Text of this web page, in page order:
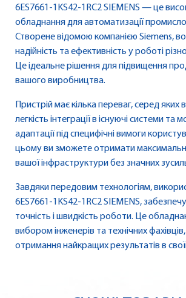
6ES7661-1KS42-1RC2 SIEMENS — це
обладнання для автоматизації
Створене відомою компанією Siemens,
надійність та ефективність у роботі
Це ідеальне рішення для підвищення
вашого виробництва.
Пристрій має кілька переваг, серед яких
легкість інтеграції в існуючі системи та
адаптації під специфічні вимоги
цьому ви зможете отримати
вашої інфраструктури без значних
Завдяки передовим технологіям,
6ES7661-1KS42-1RC2 SIEMENS,
точність і швидкість роботи. Це
вибором інженерів та технічних фахівців,
отримання найкращих результатів в